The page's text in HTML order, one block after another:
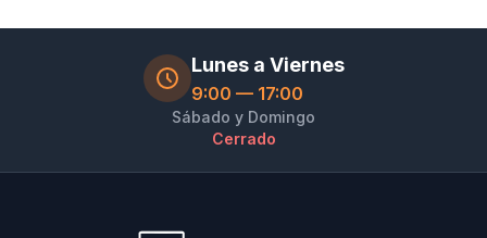
Lunes a Viernes
9:00 — 17:00
Sábado y Domingo
Cerrado